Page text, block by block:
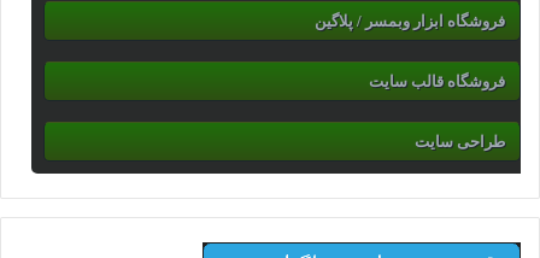
فروشگاه ابزار وبمسر / پلاگین
فروشگاه قالب سایت
طراحی سایت